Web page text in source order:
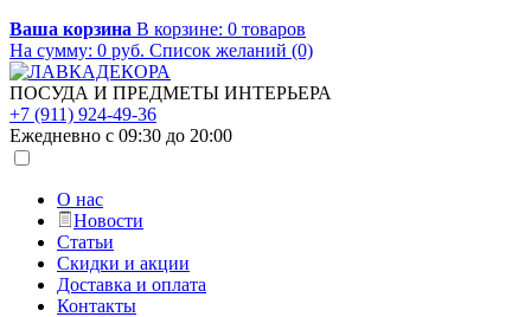
Ваша корзина В корзине: 0 товаров
На сумму: 0 руб. Список желаний (0)
ПОСУДА И ПРЕДМЕТЫ ИНТЕРЬЕРА
+7 (911) 924-49-36
Ежедневно с 09:30 до 20:00
О нас
Новости
Статьи
Скидки и акции
Доставка и оплата
Контакты